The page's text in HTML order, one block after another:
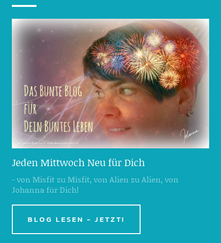
Jeden Mittwoch Neu für Dich
- von Misfit zu Misfit, von Alien zu Alien, von
Johanna für Dich!
BLOG LESEN - JETZT!